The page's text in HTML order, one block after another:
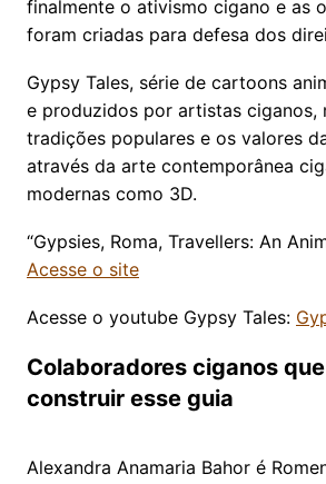
finalmente o ativismo cigano e as
foram criadas para defesa dos
Gypsy Tales, série de cartoons
e produzidos por artistas ciganos,
tradições populares e os valores
através da arte contemporânea
modernas como 3D.
“Gypsies, Roma, Travellers: An
Acesse o site
Acesse o youtube Gypsy Tales:
Colaboradores ciganos
construir esse guia
Alexandra Anamaria Bahor é